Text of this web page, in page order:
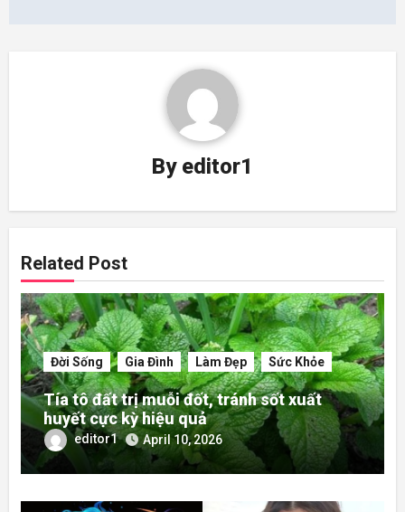
By editor1
Related Post
Đời Sống Gia Đình Làm Đẹp Sức Khỏe
Tía tô đất trị muỗi đốt, tránh sốt xuất
huyết cực kỳ hiệu quả
editor1 April 10, 2026